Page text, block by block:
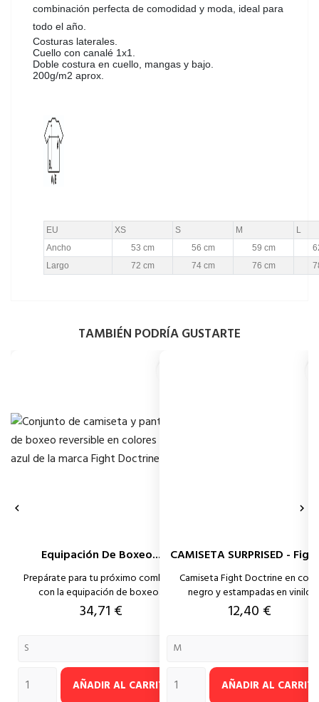
combinación perfecta de comodidad y moda, ideal para
todo el año.
Costuras laterales.
Cuello con canalé 1x1.
Doble costura en cuello, mangas y bajo.
200g/m2 aprox.
EU XS S M
L
Ancho
53 cm 56 cm 59 cm
Largo
72 cm 74 cm 76 cm
TAMBIÉN PODRÍA GUSTARTE
Equipación De Boxeo...
Prepárate para tu próximo combate
con la equipación de boxeo...
Precio
34,71 €
AÑADIR AL CARRITO
CAMISETA SURPRISED -
Camiseta Fight Doctrine en
negro y estampadas en vinilo
Precio
12,40 €
AÑADIR AL
 